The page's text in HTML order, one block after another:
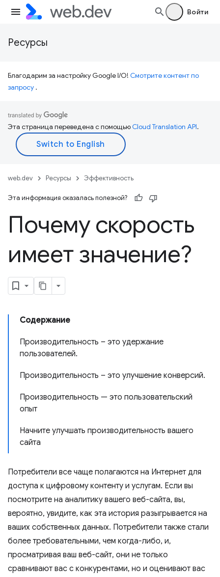
Войти
Ресурсы
Благодарим за настройку Google I/O! Смотрите контент по
запросу .
Эта страница переведена с помощьюCloud Translation API.
web.dev Ресурсы Эффективность
Эта информация оказалась полезной?
Почему скорость
имеет значение?
Содержание
Производительность – это удержание
пользователей.
Производительность – это улучшение конверсий.
Производительность — это пользовательский
опыт
Начните улучшать производительность вашего
сайта
Потребители все чаще полагаются на Интернет для
доступа к цифровому контенту и услугам. Если вы
посмотрите на аналитику вашего веб-сайта, вы,
вероятно, увидите, как эта история разыгрывается на
ваших собственных данных. Потребители также стали
более требовательными, чем когда-либо, и,
просматривая ваш веб-сайт, они не только
сравнивают вас с конкурентами, но и оценивают вас